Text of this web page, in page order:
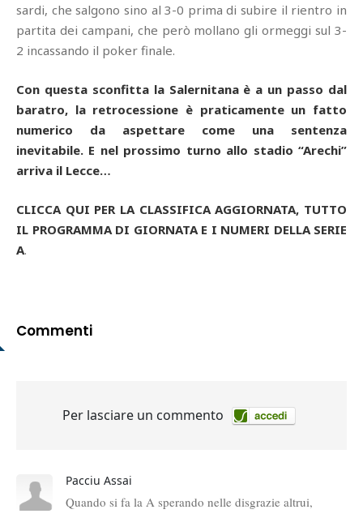
sardi, che salgono sino al 3-0 prima di subire il rientro in
partita dei campani, che però mollano gli ormeggi sul 3-
2 incassando il poker finale.
Con questa sconfitta la Salernitana è a un passo dal
baratro, la retrocessione è praticamente un fatto
numerico da aspettare come una sentenza
inevitabile. E nel prossimo turno allo stadio “Arechi”
arriva il Lecce…
CLICCA QUI PER LA CLASSIFICA AGGIORNATA, TUTTO
IL PROGRAMMA DI GIORNATA E I NUMERI DELLA SERIE
A.
Commenti